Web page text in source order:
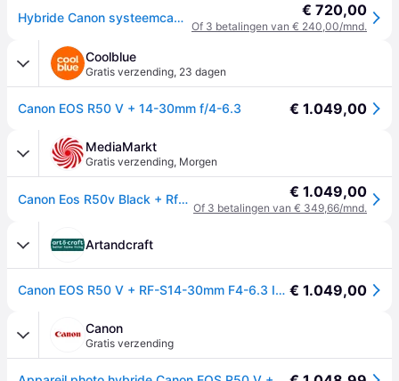
Hybride Canon systeemcamera eos r50 v zwart + rf-s 14-30mm f4-6.3 is stm pzgarantie 3 jaar € 720,00
Of 3 betalingen van € 240,00/mnd.
Coolblue
Gratis verzending, 23 dagen
Canon EOS R50 V + 14-30mm f/4-6.3 € 1.049,00
MediaMarkt
Gratis verzending, Morgen
Canon Eos R50v Black + Rfs -14-30 Systeem € 1.049,00
Of 3 betalingen van € 349,66/mnd.
Artandcraft
Canon EOS R50 V + RF-S14-30mm F4-6.3 IS STM PZ | | 4549292241594 € 1.049,00
Canon
Gratis verzending